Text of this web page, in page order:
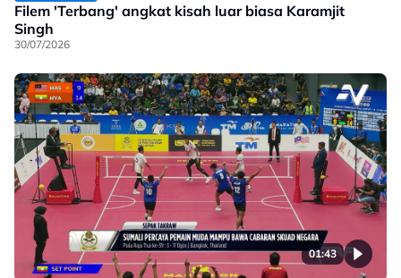
Filem 'Terbang' angkat kisah luar biasa Karamjit
Singh
30/07/2026
01:43